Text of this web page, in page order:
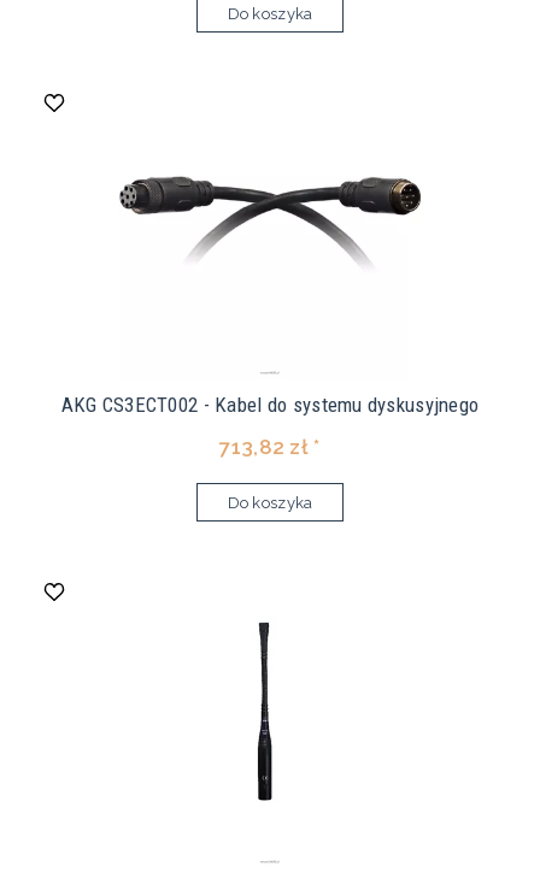
Do koszyka
AKG CS3ECT002 - Kabel do systemu dyskusyjnego
713,82 zł *
Do koszyka